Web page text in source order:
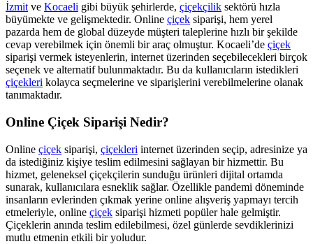
İzmit ve Kocaeli gibi büyük şehirlerde, çiçekçilik sektörü hızla
büyümekte ve gelişmektedir. Online çiçek siparişi, hem yerel
pazarda hem de global düzeyde müşteri taleplerine hızlı bir şekilde
cevap verebilmek için önemli bir araç olmuştur. Kocaeli’de çiçek
siparişi vermek isteyenlerin, internet üzerinden seçebilecekleri birçok
seçenek ve alternatif bulunmaktadır. Bu da kullanıcıların istedikleri
çiçekleri kolayca seçmelerine ve siparişlerini verebilmelerine olanak
tanımaktadır.
Online Çiçek Siparişi Nedir?
Online çiçek siparişi, çiçekleri internet üzerinden seçip, adresinize ya
da istediğiniz kişiye teslim edilmesini sağlayan bir hizmettir. Bu
hizmet, geleneksel çiçekçilerin sunduğu ürünleri dijital ortamda
sunarak, kullanıcılara esneklik sağlar. Özellikle pandemi döneminde
insanların evlerinden çıkmak yerine online alışveriş yapmayı tercih
etmeleriyle, online çiçek siparişi hizmeti popüler hale gelmiştir.
Çiçeklerin anında teslim edilebilmesi, özel günlerde sevdiklerinizi
mutlu etmenin etkili bir yoludur.